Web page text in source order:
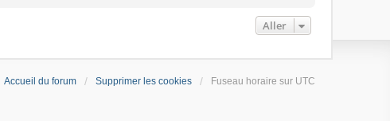
Aller
Accueil du forum Supprimer les cookies Fuseau horaire sur UTC